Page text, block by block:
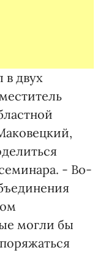
в двух
- Во-
могли бы